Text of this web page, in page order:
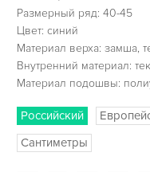
Размерный ряд: 40-45
Цвет: синий
Материал верха: замша,
Внутренний материал:
Материал подошвы:
Российский
Сантиметры